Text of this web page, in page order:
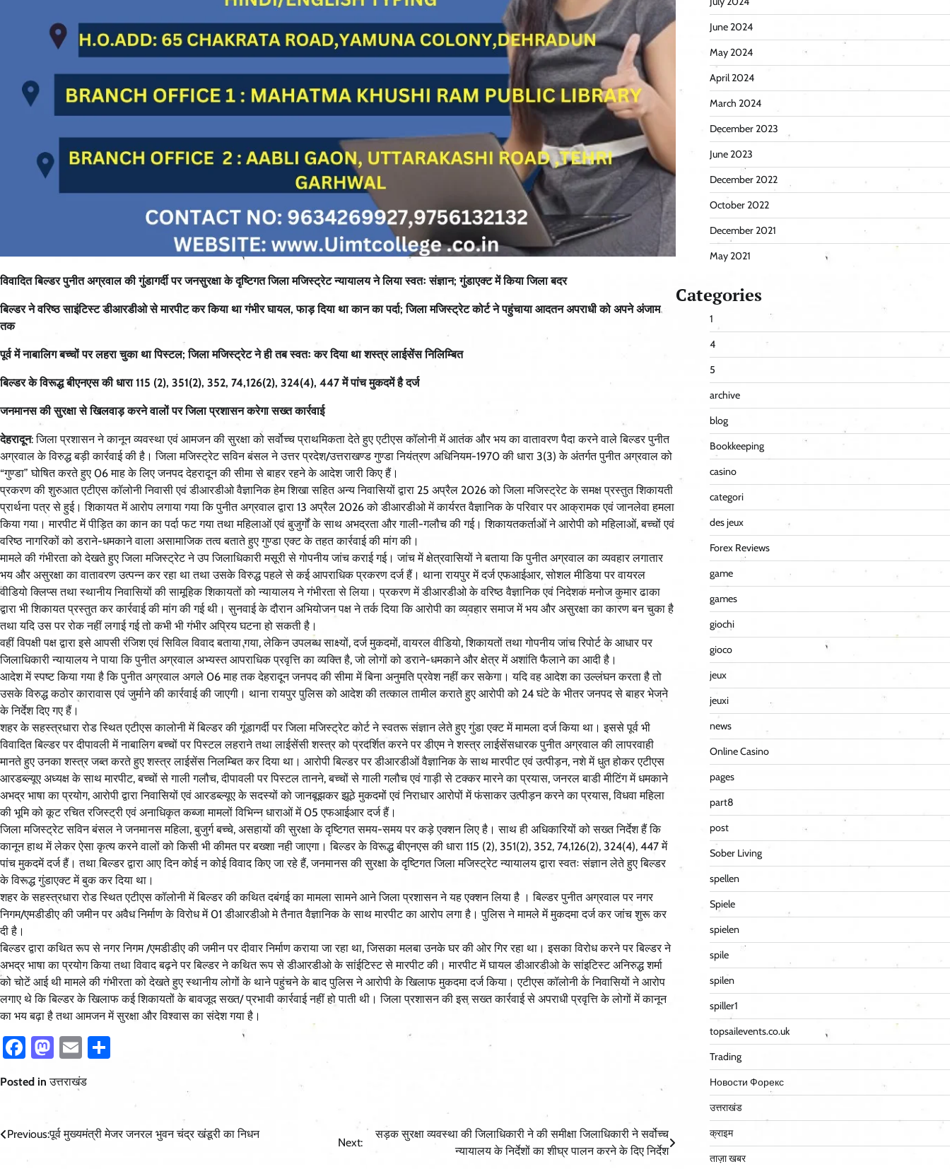
विवादित बिल्डर पुनीत अग्रवाल की गुंडागर्दी पर जनसुरक्षा के दृष्टिगत जिला मजिस्ट्रेट न्यायालय ने लिया स्वतः संज्ञान; गुंडाएक्ट में किया जिला बदर
बिल्डर ने वरिष्ठ साइंटिस्ट डीआरडीओ से मारपीट कर किया था गंभीर घायल, फाड़ दिया था कान का पर्दा; जिला मजिस्ट्रेट कोर्ट ने पहुंचाया आदतन अपराधी को अपने अंजाम
तक
पूर्व में नाबालिग बच्चों पर लहरा चुका था पिस्टल; जिला मजिस्ट्रेट ने ही तब स्वतः कर दिया था शस्त्र लाईसेंस निलिम्बित
बिल्डर के विरूद्ध बीएनएस की धारा 115 (2), 351(2), 352, 74,126(2), 324(4), 447 में पांच मुकदमें है दर्ज
जनमानस की सुरक्षा से खिलवाड़ करने वालों पर जिला प्रशासन करेगा सख्त कार्रवाई
देहरादून: जिला प्रशासन ने कानून व्यवस्था एवं आमजन की सुरक्षा को सर्वाेच्च प्राथमिकता देते हुए एटीएस कॉलोनी में आतंक और भय का वातावरण पैदा करने वाले बिल्डर पुनीत
अग्रवाल के विरुद्ध बड़ी कार्रवाई की है। जिला मजिस्ट्रेट सविन बंसल ने उत्तर प्रदेश/उत्तराखण्ड गुण्डा नियंत्रण अधिनियम-1970 की धारा 3(3) के अंतर्गत पुनीत अग्रवाल को
“गुण्डा” घोषित करते हुए 06 माह के लिए जनपद देहरादून की सीमा से बाहर रहने के आदेश जारी किए हैं।
प्रकरण की शुरुआत एटीएस कॉलोनी निवासी एवं डीआरडीओ वैज्ञानिक हेम शिखा सहित अन्य निवासियों द्वारा 25 अप्रैल 2026 को जिला मजिस्ट्रेट के समक्ष प्रस्तुत शिकायती
प्रार्थना पत्र से हुई। शिकायत में आरोप लगाया गया कि पुनीत अग्रवाल द्वारा 13 अप्रैल 2026 को डीआरडीओ में कार्यरत वैज्ञानिक के परिवार पर आक्रामक एवं जानलेवा हमला
किया गया। मारपीट में पीड़ित का कान का पर्दा फट गया तथा महिलाओं एवं बुजुर्गों के साथ अभद्रता और गाली-गलौच की गई। शिकायतकर्ताओं ने आरोपी को महिलाओं, बच्चों एवं
वरिष्ठ नागरिकों को डराने-धमकाने वाला असामाजिक तत्व बताते हुए गुण्डा एक्ट के तहत कार्रवाई की मांग की।
मामले की गंभीरता को देखते हुए जिला मजिस्ट्रेट ने उप जिलाधिकारी मसूरी से गोपनीय जांच कराई गई। जांच में क्षेत्रवासियों ने बताया कि पुनीत अग्रवाल का व्यवहार लगातार
भय और असुरक्षा का वातावरण उत्पन्न कर रहा था तथा उसके विरुद्ध पहले से कई आपराधिक प्रकरण दर्ज हैं। थाना रायपुर में दर्ज एफआईआर, सोशल मीडिया पर वायरल
वीडियो क्लिप्स तथा स्थानीय निवासियों की सामूहिक शिकायतों को न्यायालय ने गंभीरता से लिया। प्रकरण में डीआरडीओ के वरिष्ठ वैज्ञानिक एवं निदेशक मनोज कुमार ढाका
द्वारा भी शिकायत प्रस्तुत कर कार्रवाई की मांग की गई थी। सुनवाई के दौरान अभियोजन पक्ष ने तर्क दिया कि आरोपी का व्यवहार समाज में भय और असुरक्षा का कारण बन चुका है
तथा यदि उस पर रोक नहीं लगाई गई तो कभी भी गंभीर अप्रिय घटना हो सकती है।
वहीं विपक्षी पक्ष द्वारा इसे आपसी रंजिश एवं सिविल विवाद बताया गया, लेकिन उपलब्ध साक्ष्यों, दर्ज मुकदमों, वायरल वीडियो, शिकायतों तथा गोपनीय जांच रिपोर्ट के आधार पर
जिलाधिकारी न्यायालय ने पाया कि पुनीत अग्रवाल अभ्यस्त आपराधिक प्रवृत्ति का व्यक्ति है, जो लोगों को डराने-धमकाने और क्षेत्र में अशांति फैलाने का आदी है।
आदेश में स्पष्ट किया गया है कि पुनीत अग्रवाल अगले 06 माह तक देहरादून जनपद की सीमा में बिना अनुमति प्रवेश नहीं कर सकेगा। यदि वह आदेश का उल्लंघन करता है तो
उसके विरुद्ध कठोर कारावास एवं जुर्माने की कार्रवाई की जाएगी। थाना रायपुर पुलिस को आदेश की तत्काल तामील कराते हुए आरोपी को 24 घंटे के भीतर जनपद से बाहर भेजने
के निर्देश दिए गए हैं।
शहर के सहस्त्रधारा रोड स्थित एटीएस कालोनी में बिल्डर की गूंडागर्दी पर जिला मजिस्ट्रेट कोर्ट ने स्वतरू संज्ञान लेते हुए गुंडा एक्ट में मामला दर्ज किया था। इससे पूर्व भी
विवादित बिल्डर पर दीपावली में नाबालिग बच्चों पर पिस्टल लहराने तथा लाईसेंसी शस्त्र को प्रदर्शित करने पर डीएम ने शस्त्र लाईसेंसधारक पुनीत अग्रवाल की लापरवाही
मानते हुए उनका शस्त्र जब्त करते हुए शस्त्र लाईसेंस निलम्बित कर दिया था। आरोपी बिल्डर पर डीआरडीओं वैज्ञानिक के साथ मारपीट एवं उत्पीड़न, नशे में धुत होकर एटीएस
आरडब्ल्यूए अध्यक्ष के साथ मारपीट, बच्चों से गाली गलौच, दीपावली पर पिस्टल तानने, बच्चों से गाली गलौच एवं गाड़ी से टक्कर मारने का प्रयास, जनरल बाडी मीटिंग में धमकाने
अभद्र भाषा का प्रयोग, आरोपी द्वारा निवासियों एवं आरडब्ल्यूए के सदस्यों को जानबूझकर झूठे मुकदमों एवं निराधार आरोपों में फंसाकर उत्पीड़न करने का प्रयास, विधवा महिला
की भूमि को कूट रचित रजिस्ट्री एवं अनाधिकृत कब्जा मामलों विभिन्न धाराओं में 05 एफआईआर दर्ज हैं।
जिला मजिस्ट्रेट सविन बंसल ने जनमानस महिला, बुजुर्ग बच्चे, असहायों की सुरक्षा के दृष्टिगत समय-समय पर कड़े एक्शन लिए है। साथ ही अधिकारियों को सख्त निर्देश हैं कि
कानून हाथ में लेकर ऐसा कृत्य करने वालों को किसी भी कीमत पर बख्शा नही जाएगा। बिल्डर के विरूद्ध बीएनएस की धारा 115 (2), 351(2), 352, 74,126(2), 324(4), 447 में
पांच मुकदमें दर्ज हैं। तथा बिल्डर द्वारा आए दिन कोई न कोई विवाद किए जा रहे हैं, जनमानस की सुरक्षा के दृष्टिगत जिला मजिस्ट्रेट न्यायालय द्वारा स्वतः संज्ञान लेते हुए बिल्डर
के विरूद्ध गुंडाएक्ट में बुक कर दिया था।
शहर के सहस्त्रधारा रोड स्थित एटीएस कॉलोनी में बिल्डर की कथित दबंगई का मामला सामने आने जिला प्रशासन ने यह एक्शन लिया है । बिल्डर पुनीत अग्रवाल पर नगर
निगम/एमडीडीए की जमीन पर अवैध निर्माण के विरोध में 01 डीआरडीओ मे तैनात वैज्ञानिक के साथ मारपीट का आरोप लगा है। पुलिस ने मामले में मुकदमा दर्ज कर जांच शुरू कर
दी है।
बिल्डर द्वारा कथित रूप से नगर निगम /एमडीडीए की जमीन पर दीवार निर्माण कराया जा रहा था, जिसका मलबा उनके घर की ओर गिर रहा था। इसका विरोध करने पर बिल्डर ने
अभद्र भाषा का प्रयोग किया तथा विवाद बढ़ने पर बिल्डर ने कथित रूप से डीआरडीओ के सांईटिस्ट से मारपीट की। मारपीट में घायल डीआरडीओ के सांइटिस्ट अनिरुद्ध शर्मा
को चोटें आई थी मामले की गंभीरता को देखते हुए स्थानीय लोगों के थाने पहुंचने के बाद पुलिस ने आरोपी के खिलाफ मुकदमा दर्ज किया। एटीएस कॉलोनी के निवासियों ने आरोप
लगाए थे कि बिल्डर के खिलाफ कई शिकायतों के बावजूद सख्त/ प्रभावी कार्रवाई नहीं हो पाती थी। जिला प्रशासन की इस सख्त कार्रवाई से अपराधी प्रवृत्ति के लोगों में कानून
का भय बढ़ा है तथा आमजन में सुरक्षा और विश्वास का संदेश गया है।
Facebook
Mastodon
Email
Posted inउत्तराखंड
Post
navigation
Previous:पूर्व मुख्यमंत्री मेजर जनरल भुवन चंद्र खंडूरी का निधन
Next:
सड़क सुरक्षा व्यवस्था की जिलाधिकारी ने की समीक्षा जिलाधिकारी ने सर्वोच्च
न्यायालय के निर्देशों का शीघ्र पालन करने के दिए निर्देश
June 2024
May 2024
April 2024
March 2024
December 2023
June 2023
December 2022
October 2022
December 2021
May 2021
Categories
1
4
5
archive
blog
Bookkeeping
casino
categori
des jeux
Forex Reviews
game
games
giochi
gioco
jeux
jeuxi
news
Online Casino
pages
part8
post
Sober Living
spellen
Spiele
spielen
spile
spilen
spiller1
topsailevents.co.uk
Trading
Новости Форекс
उत्तराखंड
क्राइम
ताज़ा खबर